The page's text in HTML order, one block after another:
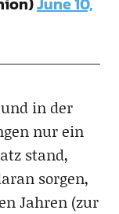
in der
nur ein
stand,
sorgen,
Jahren (zur